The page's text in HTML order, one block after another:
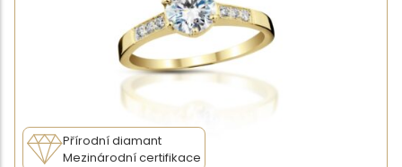
Přírodní diamant
Mezinárodní certifikace